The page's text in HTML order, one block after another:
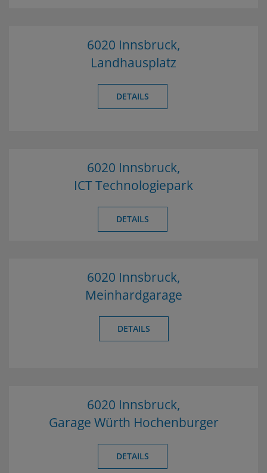
6020 Innsbruck,
Landhausplatz
DETAILS
6020 Innsbruck,
ICT Technologiepark
DETAILS
6020 Innsbruck,
Meinhardgarage
DETAILS
6020 Innsbruck,
Garage Würth Hochenburger
DETAILS